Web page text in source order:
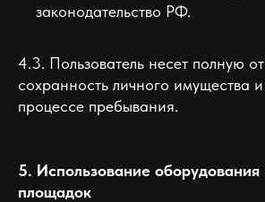
законодательство РФ.
4.3. Пользователь несет полную
сохранность личного имущества
процессе пребывания.
5. Использование оборудования
площадок